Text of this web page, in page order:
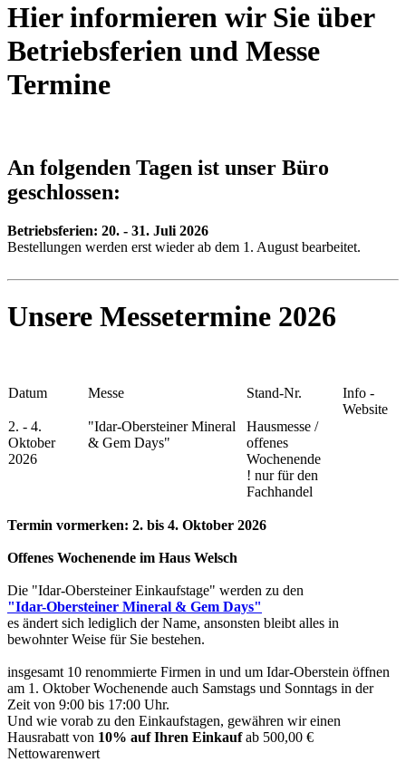
Hier informieren wir Sie über
Betriebsferien und Messe
Termine
An folgenden Tagen ist unser Büro
geschlossen:
Betriebsferien: 20. - 31. Juli 2026
Bestellungen werden erst wieder ab dem 1. August bearbeitet.
Unsere Messetermine 2026
Datum Messe Stand-Nr.
Info -
Website
2. - 4.
Oktober
2026
"Idar-Obersteiner Mineral
& Gem Days"
Hausmesse /
offenes
Wochenende
! nur für den
Fachhandel
Termin vormerken: 2. bis 4. Oktober 2026
Offenes Wochenende im Haus Welsch
Die "Idar-Obersteiner Einkaufstage" werden zu den
"Idar-Obersteiner Mineral & Gem Days"
es ändert sich lediglich der Name, ansonsten bleibt alles in
bewohnter Weise für Sie bestehen.
insgesamt 10 renommierte Firmen in und um Idar-Oberstein öffnen
am 1. Oktober Wochenende auch Samstags und Sonntags in der
Zeit von 9:00 bis 17:00 Uhr.
Und wie vorab zu den Einkaufstagen, gewähren wir einen
Hausrabatt von 10% auf Ihren Einkaufab 500,00 €
Nettowarenwert